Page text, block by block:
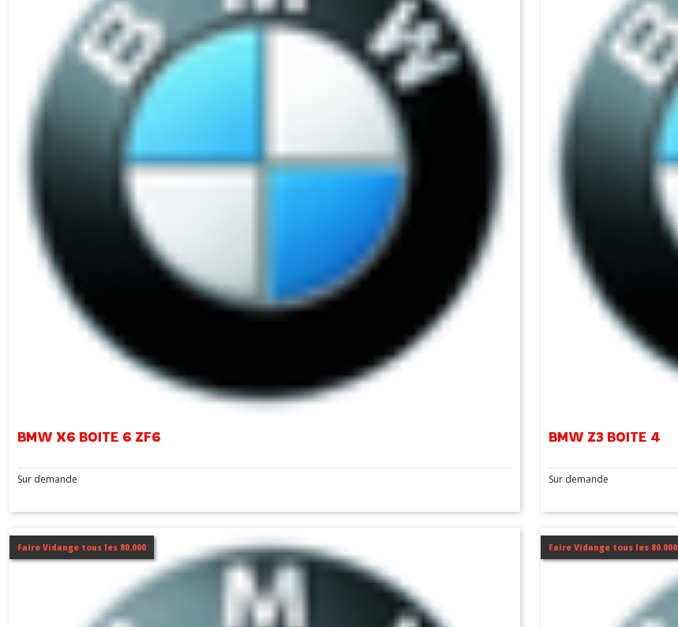
BMW X6 BOITE 6 ZF6
Sur demande
BMW Z3 BOITE 4
Sur demande
Faire Vidange tous les 80.000 Faire Vidange tous les 80.000